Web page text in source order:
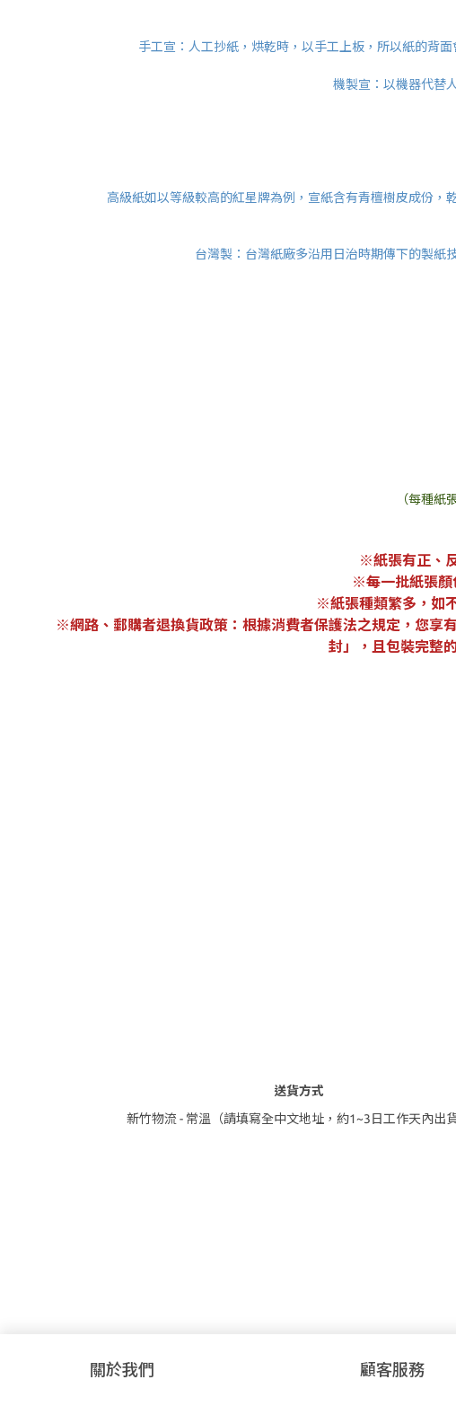
手工宣：人工抄紙，烘乾時，以手工上板，所以紙的背
機製宣：以機器代替
高級紙如以等級較高的紅星牌為例，宣紙含有青檀樹皮成份，
台灣製：台灣紙廠多沿用日治時期傳下的製紙
（每種紙
※紙張有正、
※每一批紙張顏
※紙張種類繁多，如
※網路、郵購者退換貨政策：根據消費者保護法之規定，您享
封」，且包裝完整
送貨方式
新竹物流 - 常溫（請填寫全中文地址，約1~3日工作天內出貨
關於我們 顧客服務